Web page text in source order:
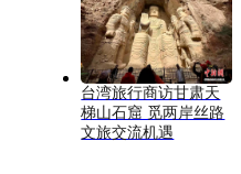
台湾旅行商访甘肃天
梯山石窟 觅两岸丝路
文旅交流机遇